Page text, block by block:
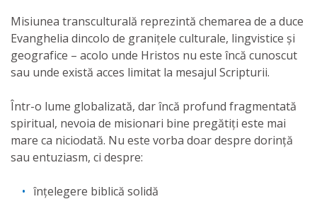
Misiunea transculturală reprezintă chemarea de a duce
Evanghelia dincolo de granițele culturale, lingvistice și
geografice – acolo unde Hristos nu este încă cunoscut
sau unde există acces limitat la mesajul Scripturii.
Într-o lume globalizată, dar încă profund fragmentată
spiritual, nevoia de misionari bine pregătiți este mai
mare ca niciodată. Nu este vorba doar despre dorință
sau entuziasm, ci despre:
înțelegere biblică solidă